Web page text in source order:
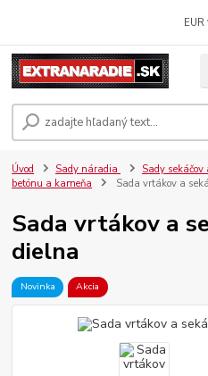
EUR
Úvod Sady náradia Sady
betónu a kameňa
Sada vrtákov a
Sada vrtákov a
dielna
Novinka Akcia